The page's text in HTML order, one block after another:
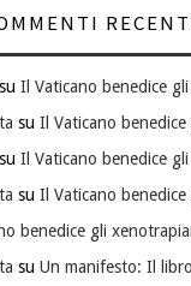
suIl Vaticano benedice
suIl Vaticano
suIl Vaticano benedice
suIl Vaticano
benedice gli
suUn manifesto: Il libro